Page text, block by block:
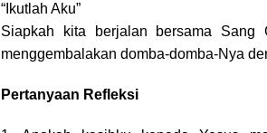
“Ikutlah Aku”
Siapkah kita berjalan bersama Sang
menggembalakan domba-domba-Nya
Pertanyaan Refleksi